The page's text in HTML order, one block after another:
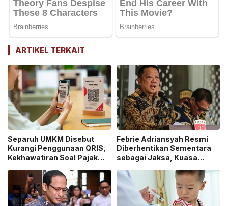
ARTIKEL TERKAIT
Separuh UMKM Disebut
Kurangi Penggunaan QRIS,
Kekhawatiran Soal Pajak
Sorotan!
Febrie Adriansyah Resmi
Diberhentikan Sementara
sebagai Jaksa, Kuasa
Praperadilan!